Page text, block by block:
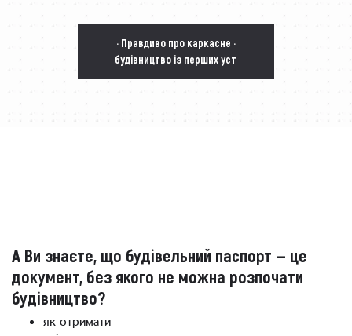
· Правдиво про каркасне ·
будівництво із перших уст
А Ви знаєте, що будівельний паспорт — це
документ, без якого не можна розпочати
будівництво?
як отримати